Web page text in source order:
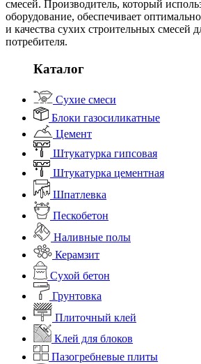
смесей. Производитель, который
оборудование, обеспечивает
и качества сухих строительных смесей
потребителя.
Каталог
Сухие смеси
Блоки газосиликатные
Цемент
Штукатурка гипсовая
Штукатурка цементная
Шпатлевка
Пескобетон
Наливные полы
Керамзит
Сухой бетон
Грунтовка
Плиточный клей
Клей для блоков
Пазогребневые плиты